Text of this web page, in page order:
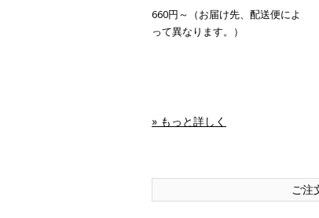
660円～（お届け先、配送便によ
って異なります。）
» もっと詳しく
ご注